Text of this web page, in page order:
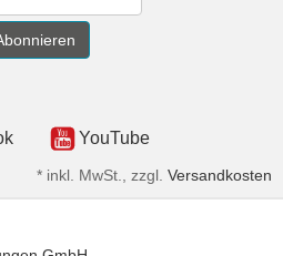
YouTube
* inkl. MwSt., zzgl. Versandkosten